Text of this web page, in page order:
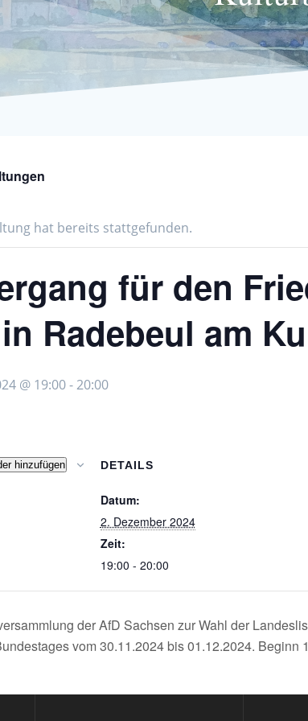
hat bereits stattgefunden.
für den
Radebeul am
@ 19:00-20:00
hinzufügen DETAILS
Datum:
2. Dezember 2024
Zeit:
19:00 - 20:00
der AfD Sachsen zur Wahl der
vom 30.11.2024 bis 01.12.2024. Beginn